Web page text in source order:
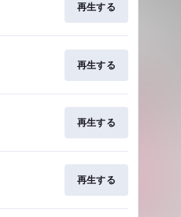
再生する
再生する
再生する
再生する